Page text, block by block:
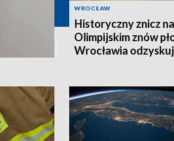
WROCŁAW
Historyczny znicz
Olimpijskim znów
Wrocławia